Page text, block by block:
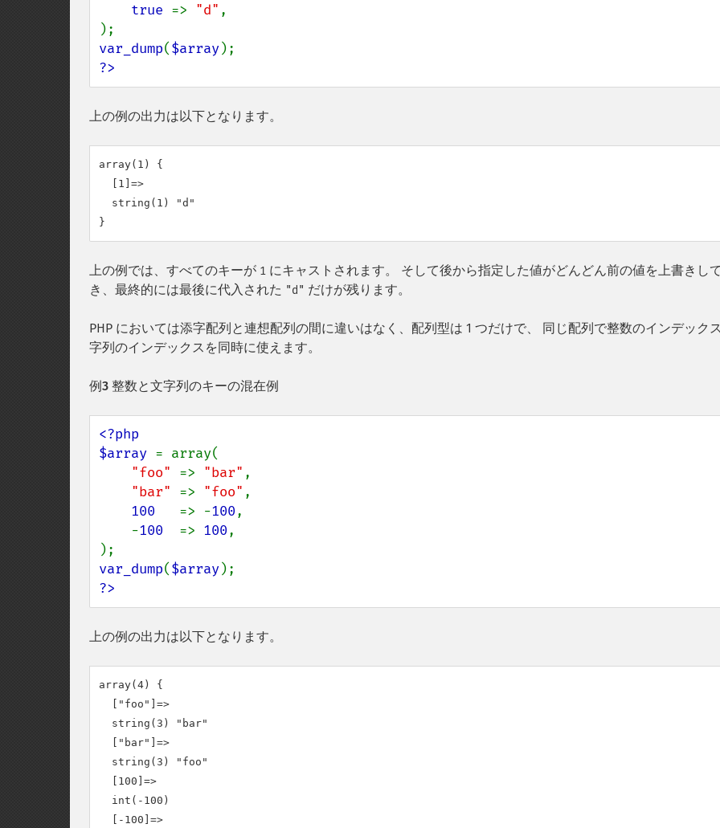
true => "d" ,
var_dump($array
?>
上の例の出力は以下となります。
array(1) {
  [1]=>
  string(1) "d"
上の例では、すべてのキーが 1 にキャストされます。 そして後から指定した値がどんどん前の値を上書きし
き、最終的には最後に代入された "d" だけが残ります。
PHP においては添字配列と連想配列の間に違いはなく、配列型は 1 つだけで、 同じ配列で整数のインデック
字列のインデックスを同時に使えます。
例3 整数と文字列のキーの混在例
<?php
$array = array(
"foo" => "bar" ,
"bar" => "foo" ,
100 => -100,
    -
100 => 100,
var_dump($array
?>
上の例の出力は以下となります。
array(4) {
  ["foo"]=>
  string(3) "bar"
  ["bar"]=>
  string(3) "foo"
  [100]=>
  int(-100)
  [-100]=>